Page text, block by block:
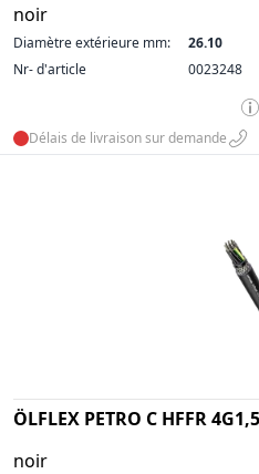
noir
Diamètre extérieure mm:
26.10
Nr- d'article
0023248
Délais de livraison sur demande
ÖLFLEX PETRO C HFFR
noir